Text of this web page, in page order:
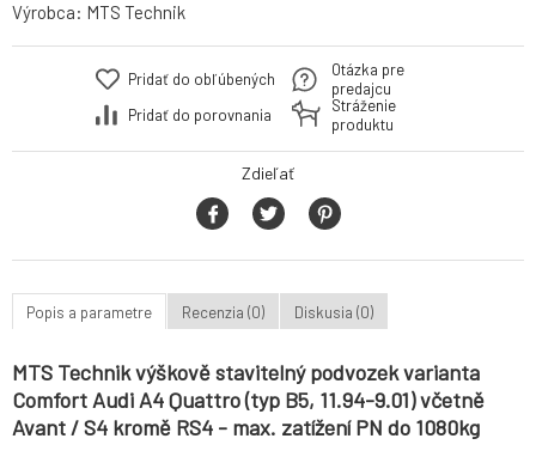
Výrobca: MTS Technik
Pridať do obľúbených
Pridať do porovnania
Otázka pre
predajcu
Stráženie
produktu
Zdieľať
Popis a parametre Recenzia (0) Diskusia (0)
MTS Technik výškově stavitelný podvozek varianta
Comfort Audi A4 Quattro (typ B5, 11.94-9.01) včetně
Avant / S4 kromě RS4 - max. zatížení PN do 1080kg